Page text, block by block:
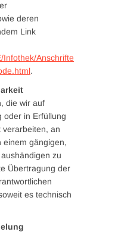
deren
Link
Infothek/Anschrifte
.
die wir auf
oder in Erfüllung
verarbeiten, an
einem gängigen,
zu
Übertragung der
es technisch